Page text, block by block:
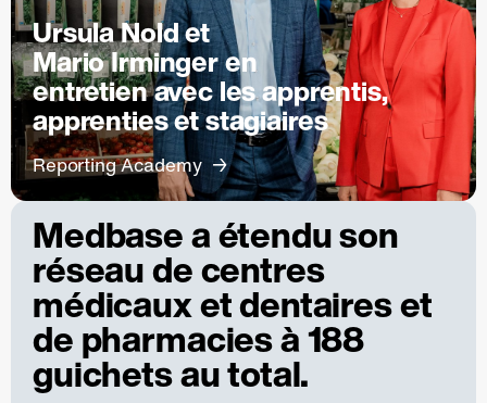
Ursula Nold et
Mario Irminger en
entretien avec les apprentis,
apprenties et stagiaires
Reporting Academy
Medbase a étendu son
réseau de centres
médicaux et dentaires et
de pharmacies à 188
guichets au total.